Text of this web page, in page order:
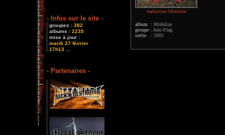
- Infos sur le site -
groupes : 382
albums : 2235
mise à jour :
mardi 27 février
17h13 ...
- Partenaires -
traduction Mobilize
album : Mobilize
groupe : Anti-Flag
sortie : 2002